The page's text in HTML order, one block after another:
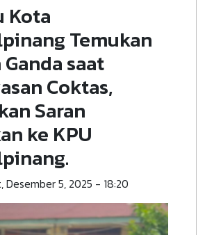
Kota
Temukan
saat
Coktas,
Saran
ke KPU
Desember 5, 2025 - 18:20